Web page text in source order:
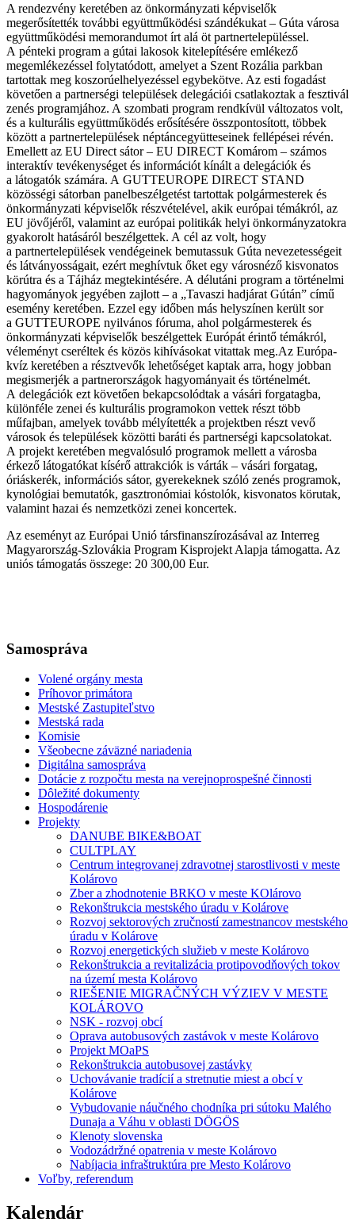
A rendezvény keretében az önkormányzati képviselők
megerősítették további együttműködési szándékukat – Gúta városa
együttműködési memorandumot írt alá öt partnertelepüléssel.
A pénteki program a gútai lakosok kitelepítésére emlékező
megemlékezéssel folytatódott, amelyet a Szent Rozália parkban
tartottak meg koszorúelhelyezéssel egybekötve. Az esti fogadást
követően a partnerségi települések delegációi csatlakoztak a fesztivál
zenés programjához. A szombati program rendkívül változatos volt,
és a kulturális együttműködés erősítésére összpontosított, többek
között a partnertelepülések néptáncegyütteseinek fellépései révén.
Emellett az EU Direct sátor – EU DIRECT Komárom – számos
interaktív tevékenységet és információt kínált a delegációk és
a látogatók számára. A GUTTEUROPE DIRECT STAND
közösségi sátorban panelbeszélgetést tartottak polgármesterek és
önkormányzati képviselők részvételével, akik európai témákról, az
EU jövőjéről, valamint az európai politikák helyi önkormányzatokra
gyakorolt hatásáról beszélgettek. A cél az volt, hogy
a partnertelepülések vendégeinek bemutassuk Gúta nevezetességeit
és látványosságait, ezért meghívtuk őket egy városnéző kisvonatos
körútra és a Tájház megtekintésére. A délutáni program a történelmi
hagyományok jegyében zajlott – a „Tavaszi hadjárat Gútán” című
esemény keretében. Ezzel egy időben más helyszínen került sor
a GUTTEUROPE nyilvános fóruma, ahol polgármesterek és
önkormányzati képviselők beszélgettek Európát érintő témákról,
véleményt cseréltek és közös kihívásokat vitattak meg.Az Európa-
kvíz keretében a résztvevők lehetőséget kaptak arra, hogy jobban
megismerjék a partnerországok hagyományait és történelmét.
A delegációk ezt követően bekapcsolódtak a vásári forgatagba,
különféle zenei és kulturális programokon vettek részt több
műfajban, amelyek tovább mélyítették a projektben részt vevő
városok és települések közötti baráti és partnerségi kapcsolatokat.
A projekt keretében megvalósuló programok mellett a városba
érkező látogatókat kísérő attrakciók is várták – vásári forgatag,
óriáskerék, információs sátor, gyerekeknek szóló zenés programok,
kynológiai bemutatók, gasztronómiai kóstolók, kisvonatos körutak,
valamint hazai és nemzetközi zenei koncertek.
Az eseményt az Európai Unió társfinanszírozásával az Interreg
Magyarország-Szlovákia Program Kisprojekt Alapja támogatta. Az
uniós támogatás összege: 20 300,00 Eur.
Samospráva
Volené orgány mesta
Príhovor primátora
Mestské Zastupiteľstvo
Mestská rada
Komisie
Všeobecne záväzné nariadenia
Digitálna samospráva
Dotácie z rozpočtu mesta na verejnoprospešné činnosti
Dôležité dokumenty
Hospodárenie
Projekty
DANUBE BIKE&BOAT
CULTPLAY
Centrum integrovanej zdravotnej starostlivosti v meste
Kolárovo
Zber a zhodnotenie BRKO v meste KOlárovo
Rekonštrukcia mestského úradu v Kolárove
Rozvoj sektorových zručností zamestnancov mestského
úradu v Kolárove
Rozvoj energetických služieb v meste Kolárovo
Rekonštrukcia a revitalizácia protipovodňových tokov
na území mesta Kolárovo
RIEŠENIE MIGRAČNÝCH VÝZIEV V MESTE
KOLÁROVO
NSK - rozvoj obcí
Oprava autobusových zastávok v meste Kolárovo
Projekt MOaPS
Rekonštrukcia autobusovej zastávky
Uchovávanie tradícií a stretnutie miest a obcí v
Kolárove
Vybudovanie náučného chodníka pri sútoku Malého
Dunaja a Váhu v oblasti DÖGÖS
Klenoty slovenska
Vodozádržné opatrenia v meste Kolárovo
Nabíjacia infraštruktúra pre Mesto Kolárovo
Voľby, referendum
Kalendár